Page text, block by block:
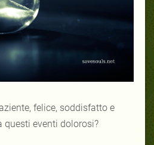
felice, soddisfatto e
questi eventi dolorosi?